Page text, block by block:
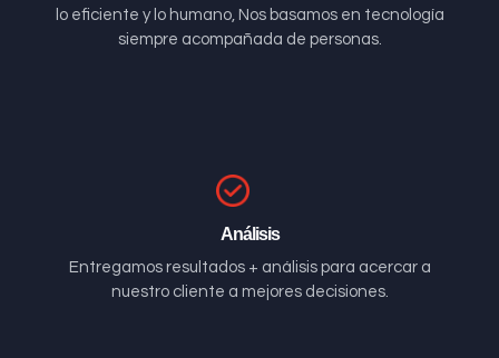
lo eficiente y lo humano, Nos basamos en tecnología
siempre acompañada de personas.
Análisis
Entregamos resultados + análisis para acercar a
nuestro cliente a mejores decisiones.